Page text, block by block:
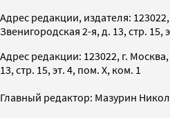
Адрес редакции, издателя:
Звенигородская 2-я, д. 13, стр. 15,
Адрес редакции: 123022, г.
13, стр. 15, эт. 4, пом. X, ком. 1
Главный редактор: Мазурин